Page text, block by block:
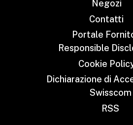
Negozi
Contatti
Portale
Responsible
Cookie
Dichiarazione di
Swisscom
RSS